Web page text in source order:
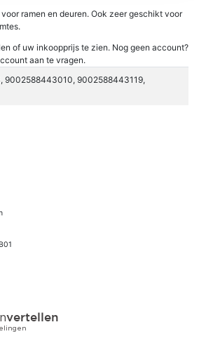
ramen en deuren. Ook zeer geschikt voor
of uw inkoopprijs te zien. Nog geen account?
aan te vragen.
9002588443119,